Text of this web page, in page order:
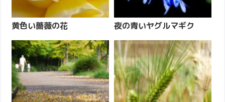
黄色い薔薇の花 夜の青いヤグルマギク